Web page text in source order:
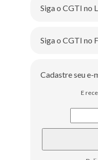
Siga o CGTI no
Siga o CGTI no
Cadastre seu e-
E